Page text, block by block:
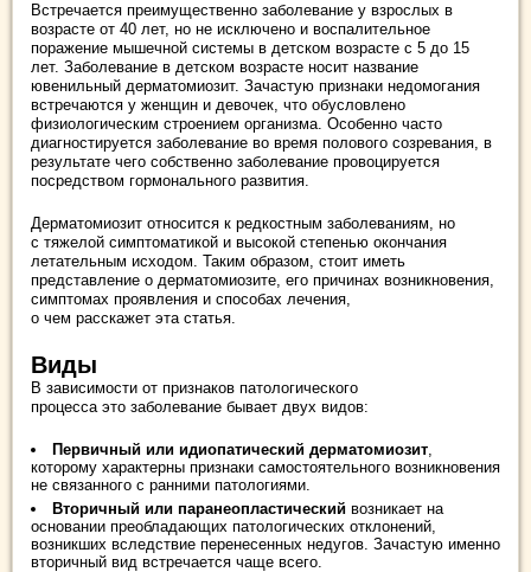
Встречается преимущественно заболевание у взрослых в
возрасте от 40 лет, но не исключено и воспалительное
поражение мышечной системы в детском возрасте с 5 до 15
лет. Заболевание в детском возрасте носит название
ювенильный дерматомиозит. Зачастую признаки недомогания
встречаются у женщин и девочек, что обусловлено
физиологическим строением организма. Особенно часто
диагностируется заболевание во время полового созревания, в
результате чего собственно заболевание провоцируется
посредством гормонального развития.
Дерматомиозит относится к редкостным заболеваниям, но
с тяжелой симптоматикой и высокой степенью окончания
летательным исходом. Таким образом, стоит иметь
представление о дерматомиозите, его причинах возникновения,
симптомах проявления и способах лечения,
о чем расскажет эта статья.
Виды
В зависимости от признаков патологического
процесса это заболевание бывает двух видов:
Первичный или идиопатический дерматомиозит,
которому характерны признаки самостоятельного возникновения
не связанного с ранними патологиями.
Вторичный или паранеопластический возникает на
основании преобладающих патологических отклонений,
возникших вследствие перенесенных недугов. Зачастую именно
вторичный вид встречается чаще всего.